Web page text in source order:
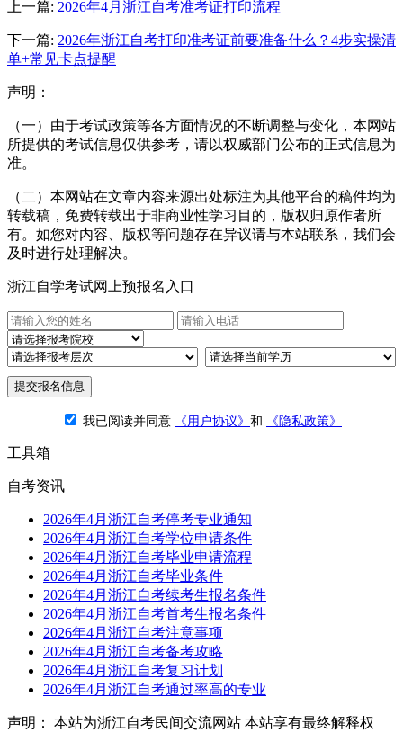
上一篇: 2026年4月浙江自考准考证打印流程
下一篇: 2026年浙江自考打印准考证前要准备什么？4步实操清
单+常见卡点提醒
声明：
（一）由于考试政策等各方面情况的不断调整与变化，本网站
所提供的考试信息仅供参考，请以权威部门公布的正式信息为
准。
（二）本网站在文章内容来源出处标注为其他平台的稿件均为
转载稿，免费转载出于非商业性学习目的，版权归原作者所
有。如您对内容、版权等问题存在异议请与本站联系，我们会
及时进行处理解决。
浙江自学考试网上预报名入口
提交报名信息
我已阅读并同意 《用户协议》 和 《隐私政策》
工具箱
自考资讯
2026年4月浙江自考停考专业通知
2026年4月浙江自考学位申请条件
2026年4月浙江自考毕业申请流程
2026年4月浙江自考毕业条件
2026年4月浙江自考续考生报名条件
2026年4月浙江自考首考生报名条件
2026年4月浙江自考注意事项
2026年4月浙江自考备考攻略
2026年4月浙江自考复习计划
2026年4月浙江自考通过率高的专业
声明： 本站为浙江自考民间交流网站 本站享有最终解释权